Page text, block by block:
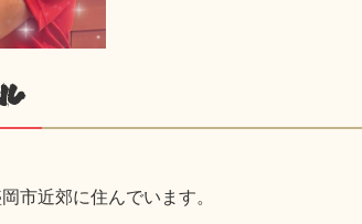
市近郊に住んでいます。